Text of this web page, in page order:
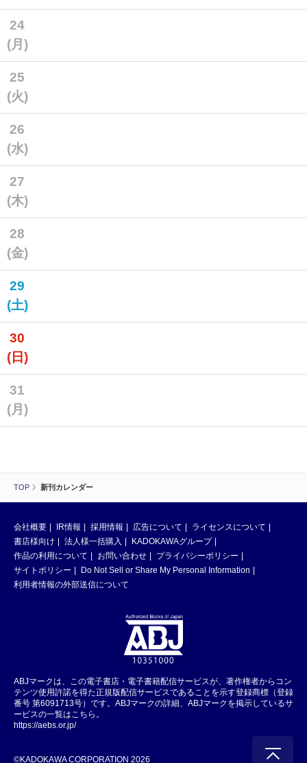
TOP 新刊カレンダー
24
(月)
25
(火)
26
(水)
27
(木)
28
(金)
29
(土)
30
(日)
31
(月)
会社概要 IR情報 採用情報 広告について
ライセンスについて
書店様向け
法人様一括購入
KADOKAWAグループ
作品の利用について
お問い合わせ
プライバシーポリシー
サイトポリシー
Do Not Sell or Share My Personal Information
利用者情報の外部送信について
ABJマークは、この電子書店・電子書籍配信サービスが、著作権者からコン
テンツ使用許諾を得た正規版配信サービスであることを示す登録商標（登録
番号 第6091713号）です。ABJマークの詳細、ABJマークを掲示しているサ
ービスの一覧はこちら。
https://aebs.or.jp/
©KADOKAWA CORPORATION 2026